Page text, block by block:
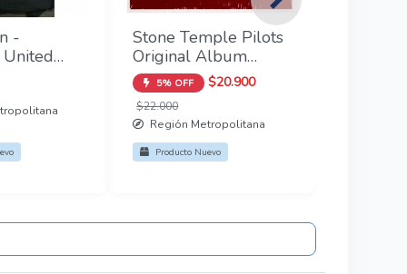
-
Stone Temple Pilots
Original Album
Series 5CD
5% OFF $20.900
$22.000
Región Metropolitana
Producto Nuevo
Next